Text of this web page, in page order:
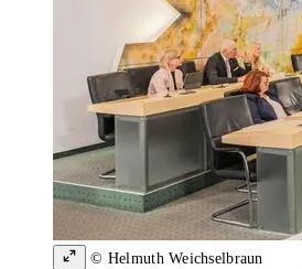
© Helmuth Weichselbraun